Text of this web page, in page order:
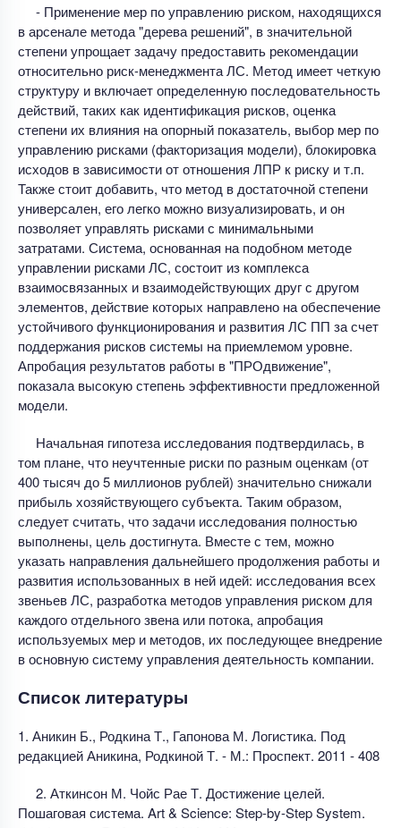
- Применение мер по управлению риском, находящихся
в арсенале метода "дерева решений", в значительной
степени упрощает задачу предоставить рекомендации
относительно риск-менеджмента ЛС. Метод имеет четкую
структуру и включает определенную последовательность
действий, таких как идентификация рисков, оценка
степени их влияния на опорный показатель, выбор мер по
управлению рисками (факторизация модели), блокировка
исходов в зависимости от отношения ЛПР к риску и т.п.
Также стоит добавить, что метод в достаточной степени
универсален, его легко можно визуализировать, и он
позволяет управлять рисками с минимальными
затратами. Система, основанная на подобном методе
управлении рисками ЛС, состоит из комплекса
взаимосвязанных и взаимодействующих друг с другом
элементов, действие которых направлено на обеспечение
устойчивого функционирования и развития ЛС ПП за счет
поддержания рисков системы на приемлемом уровне.
Апробация результатов работы в "ПРОдвижение",
показала высокую степень эффективности предложенной
модели.
Начальная гипотеза исследования подтвердилась, в
том плане, что неучтенные риски по разным оценкам (от
400 тысяч до 5 миллионов рублей) значительно снижали
прибыль хозяйствующего субъекта. Таким образом,
следует считать, что задачи исследования полностью
выполнены, цель достигнута. Вместе с тем, можно
указать направления дальнейшего продолжения работы и
развития использованных в ней идей: исследования всех
звеньев ЛС, разработка методов управления риском для
каждого отдельного звена или потока, апробация
используемых мер и методов, их последующее внедрение
в основную систему управления деятельность компании.
Список литературы
1. Аникин Б., Родкина Т., Гапонова М. Логистика. Под
редакцией Аникина, Родкиной Т. - М.: Проспект. 2011 - 408
2. Аткинсон М. Чойс Рае Т. Достижение целей.
Пошаговая система. Art & Science: Step-by-Step System.